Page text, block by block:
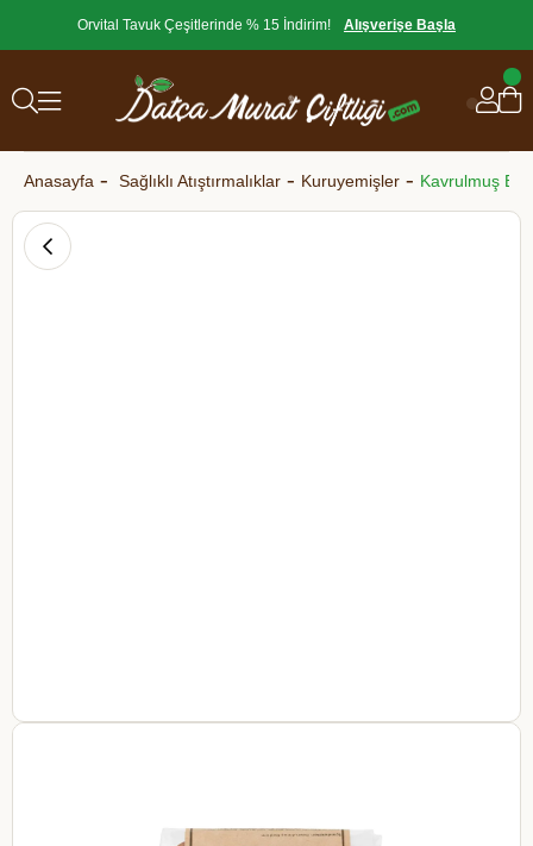
Orvital Tavuk Çeşitlerinde % 15 İndirim! Alışverişe Başla
Anasayfa Sağlıklı Atıştırmalıklar Kuruyemişler Kavrulmuş